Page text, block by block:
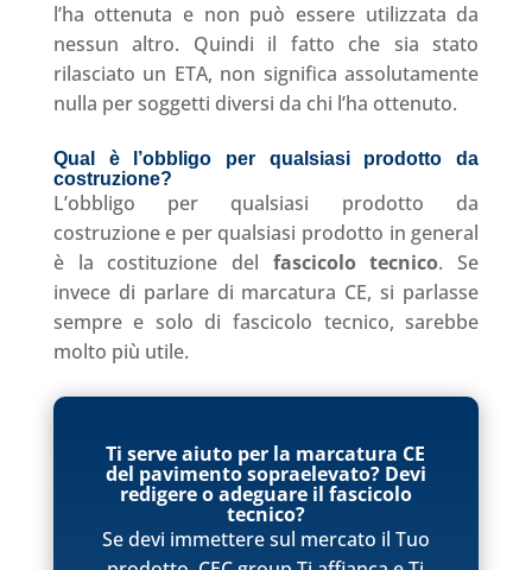
l’ha ottenuta e non può essere utilizzata da
nessun altro. Quindi il fatto che sia stato
rilasciato un ETA, non significa assolutamente
nulla per soggetti diversi da chi l’ha ottenuto.
Qual è l’obbligo per qualsiasi prodotto da
costruzione?
L’obbligo per qualsiasi prodotto da
costruzione e per qualsiasi prodotto in general
è la costituzione del fascicolo tecnico. Se
invece di parlare di marcatura CE, si parlasse
sempre e solo di fascicolo tecnico, sarebbe
molto più utile.
Ti serve aiuto per la marcatura CE
del pavimento sopraelevato? Devi
redigere o adeguare il fascicolo
tecnico?
Se devi immettere sul mercato il Tuo